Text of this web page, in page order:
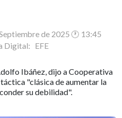
de 2025 🕐 13:45
Digital: EFE
Ibáñez, dijo a Cooperativa
"clásica de aumentar la
su debilidad".